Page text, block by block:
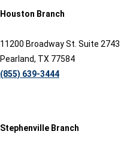
Houston Branch
11200 Broadway St. Suite 2743
Pearland, TX 77584
(855) 639-3444
Stephenville Branch